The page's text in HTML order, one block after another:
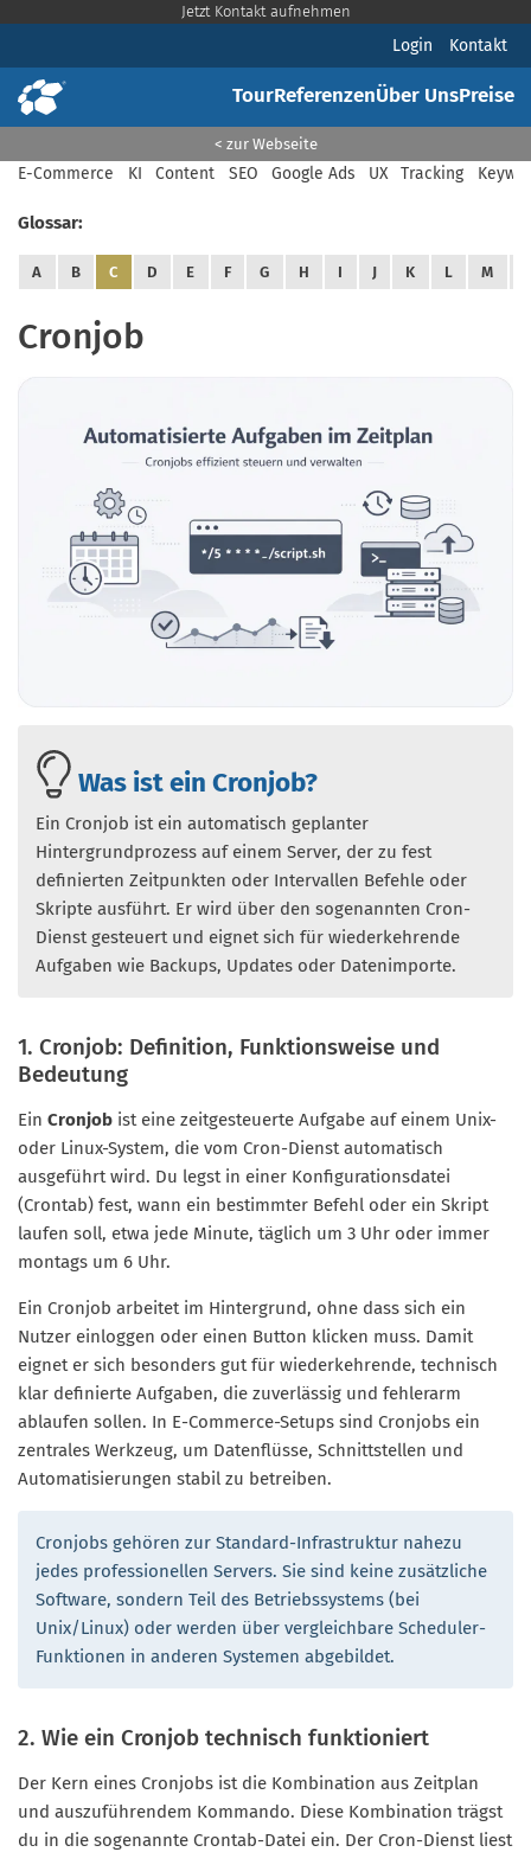
Jetzt Kontakt aufnehmen
Login Kontakt
TourReferenzenÜber UnsPreise
< zur Webseite
E-Commerce KI Content SEO Google Ads UX Tracking
Glossar:
A B C D E F G H I J K L M
Cronjob
Was ist ein Cronjob?
Ein Cronjob ist ein automatisch geplanter
Hintergrundprozess auf einem Server, der zu fest
definierten Zeitpunkten oder Intervallen Befehle oder
Skripte ausführt. Er wird über den sogenannten Cron-
Dienst gesteuert und eignet sich für wiederkehrende
Aufgaben wie Backups, Updates oder Datenimporte.
1. Cronjob: Definition, Funktionsweise und
Bedeutung
Ein Cronjob ist eine zeitgesteuerte Aufgabe auf einem Unix-
oder Linux-System, die vom Cron-Dienst automatisch
ausgeführt wird. Du legst in einer Konfigurationsdatei
(Crontab) fest, wann ein bestimmter Befehl oder ein Skript
laufen soll, etwa jede Minute, täglich um 3 Uhr oder immer
montags um 6 Uhr.
Ein Cronjob arbeitet im Hintergrund, ohne dass sich ein
Nutzer einloggen oder einen Button klicken muss. Damit
eignet er sich besonders gut für wiederkehrende, technisch
klar definierte Aufgaben, die zuverlässig und fehlerarm
ablaufen sollen. In E-Commerce-Setups sind Cronjobs ein
zentrales Werkzeug, um Datenflüsse, Schnittstellen und
Automatisierungen stabil zu betreiben.
Cronjobs gehören zur Standard-Infrastruktur nahezu
jedes professionellen Servers. Sie sind keine zusätzliche
Software, sondern Teil des Betriebssystems (bei
Unix/Linux) oder werden über vergleichbare Scheduler-
Funktionen in anderen Systemen abgebildet.
2. Wie ein Cronjob technisch funktioniert
Der Kern eines Cronjobs ist die Kombination aus Zeitplan
und auszuführendem Kommando. Diese Kombination trägst
du in die sogenannte Crontab-Datei ein. Der Cron-Dienst liest